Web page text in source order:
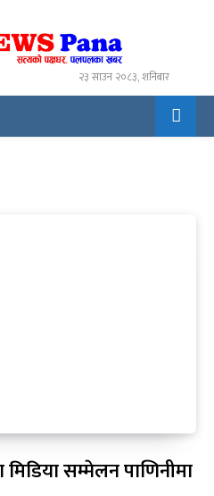
२३ साउन २०८३, शनिबार
मिडिया सम्मेलन पाणिनीमा